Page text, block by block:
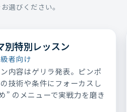
選びください。
別特別レッスン
者向け
内容はゲリラ発表。ピンポ
技術や条件にフォーカスし
” のメニューで実戦力を磨き